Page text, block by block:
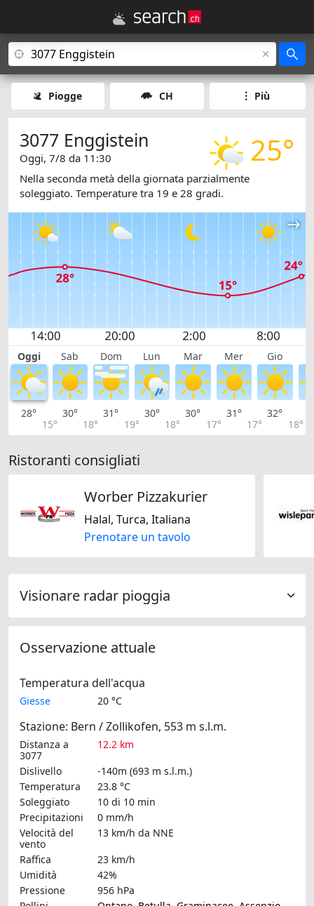
Piogge CH Più
25°
3077 Enggistein
Oggi, 7/8 da 11:30
Nella seconda metà della giornata parzialmente
soleggiato. Temperature tra 19 e 28 gradi.
Oggi Sab Dom Lun Mar Mer Gio
28°
15°
30°
18°
31°
19°
30°
18°
30°
17°
31°
17°
32°
18°
Ristoranti consigliati
Worber Pizzakurier
Halal, Turca, Italiana
Prenotare un tavolo
Visionare radar pioggia
Osservazione attuale
Temperatura dell'acqua
Giesse 20 °C
Stazione: Bern / Zollikofen, 553 m s.l.m.
Distanza a
3077
12.2 km
Dislivello
-140m (693 m s.l.m.)
Temperatura
23.8 °C
Soleggiato
10 di 10 min
Precipitazioni
0 mm/h
Velocità del
vento
13 km/h da NNE
Raffica
23 km/h
Umidità
42%
Pressione
956 hPa